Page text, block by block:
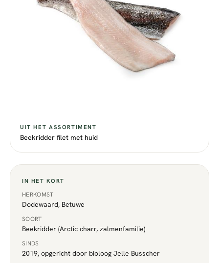
UIT HET ASSORTIMENT
Beekridder filet met huid
IN HET KORT
HERKOMST
Dodewaard, Betuwe
SOORT
Beekridder (Arctic charr, zalmenfamilie)
SINDS
2019, opgericht door bioloog Jelle Busscher